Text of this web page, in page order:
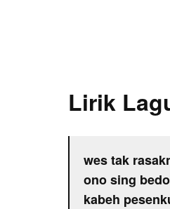
Lirik
wes tak
ono sing
kabeh